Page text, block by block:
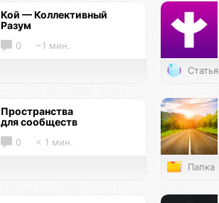
Кой — Коллективный
Разум
0 ~1 мин.
Статья
Пространства
для сообществ
0 < 1 мин.
Папка